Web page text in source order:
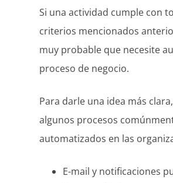
Si una actividad cumple con
criterios mencionados
muy probable que necesite
proceso de negocio.
Para darle una idea más
algunos procesos
automatizados en las
E-mail y notificaciones